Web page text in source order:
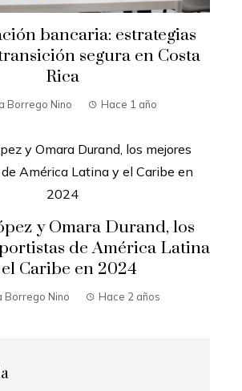
bancaria: estrategias
segura en Costa
Rica
Borrego Nino Hace 1 año
y Omara Durand, los
de América Latina
Caribe en 2024
Borrego Nino Hace 2 años